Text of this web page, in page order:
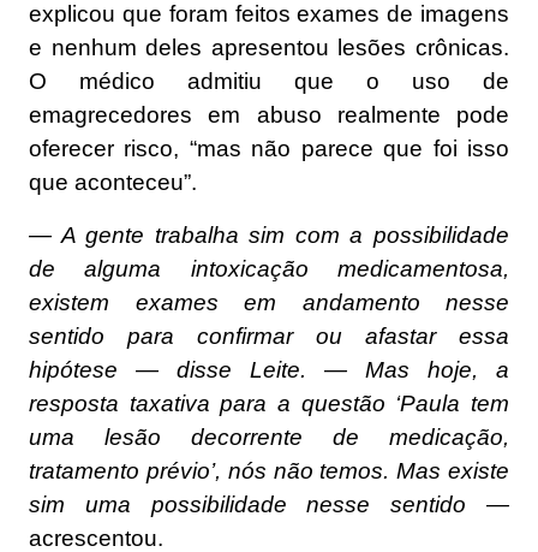
explicou que foram feitos exames de imagens
e nenhum deles apresentou lesões crônicas.
O médico admitiu que o uso de
emagrecedores em abuso realmente pode
oferecer risco, “mas não parece que foi isso
que aconteceu”.
— A gente trabalha sim com a possibilidade
de alguma intoxicação medicamentosa,
existem exames em andamento nesse
sentido para confirmar ou afastar essa
hipótese — disse Leite. — Mas hoje, a
resposta taxativa para a questão ‘Paula tem
uma lesão decorrente de medicação,
tratamento prévio’, nós não temos. Mas existe
sim uma possibilidade nesse sentido —
acrescentou.